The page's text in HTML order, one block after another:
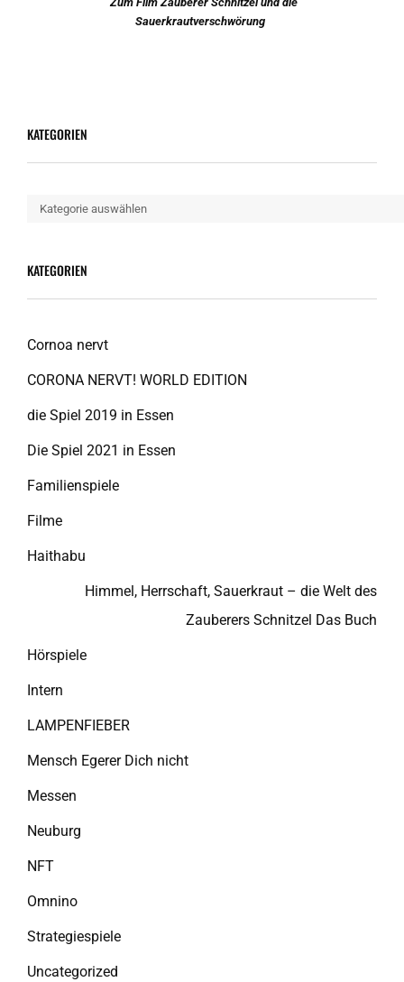
Sauerkrautverschwörung
KATEGORIEN
Kategorien
KATEGORIEN
Cornoa nervt
CORONA NERVT! WORLD EDITION
die Spiel 2019 in Essen
Die Spiel 2021 in Essen
Familienspiele
Filme
Haithabu
Himmel, Herrschaft, Sauerkraut – die Welt des
Zauberers Schnitzel Das Buch
Hörspiele
Intern
LAMPENFIEBER
Mensch Egerer Dich nicht
Messen
Neuburg
NFT
Omnino
Strategiespiele
Uncategorized